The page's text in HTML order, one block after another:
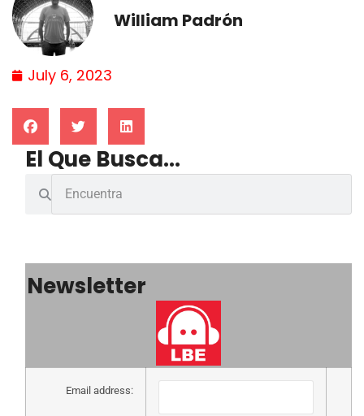
William Padrón
July 6, 2023
El Que Busca...
Newsletter
Email address: